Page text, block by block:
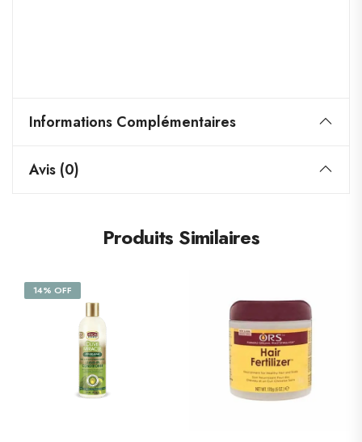
Informations Complémentaires
Avis (0)
Produits Similaires
14% OFF